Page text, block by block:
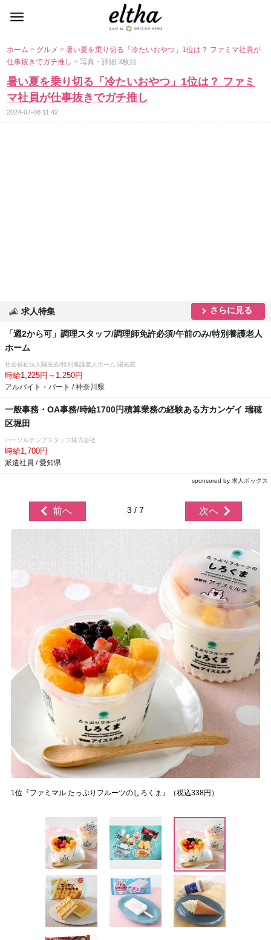
ホーム> グルメ>暑い夏を乗り切る「冷たいおやつ」1位は？ ファミマ社員が
仕事抜きでガチ推し> 写真・詳細 3枚目
暑い夏を乗り切る「冷たいおやつ」1位は？ ファミ
マ社員が仕事抜きでガチ推し
2024-07-08 11:42
求人特集 さらに見る
「週2から可」調理スタッフ/調理師免許必須/午前のみ/特別養護老人
ホーム
社会福祉法人陽光会/特別養護老人ホーム 陽光苑
時給1,225円～1,250円
アルバイト・パート / 神奈川県
一般事務・OA事務/時給1700円積算業務の経験ある方カンゲイ 瑞穂
区堀田
パーソルテンプスタッフ株式会社
時給1,700円
派遣社員 / 愛知県
sponsored by 求人ボックス
前へ 3 / 7 次へ
1位『ファミマル たっぷりフルーツのしろくま』（税込338円）